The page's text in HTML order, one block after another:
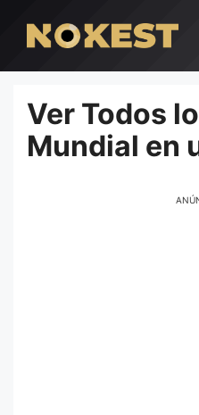
conteúdo
Ver Todos
Mundial en